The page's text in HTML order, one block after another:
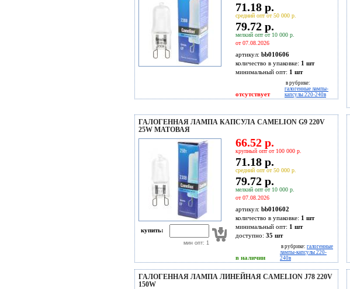
71.18 р.
средний опт от 50 000 р.
79.72 р.
мелкий опт от 10 000 р.
от 07.08.2026
артикул: bb010606
количество в упаковке: 1 шт
минимальный опт: 1 шт
отсутствует
в рубрике:
галогенные лампы-
капсулы 220-240в
ГАЛОГЕННАЯ ЛАМПА КАПСУЛА CAMELION G9 220V
25W МАТОВАЯ
купить:
мин опт: 1
66.52 р.
крупный опт от 100 000 р.
71.18 р.
средний опт от 50 000 р.
79.72 р.
мелкий опт от 10 000 р.
от 07.08.2026
артикул: bb010602
количество в упаковке: 1 шт
минимальный опт: 1 шт
доступно: 35 шт
в наличии
в рубрике: галогенные
лампы-капсулы 220-
240в
ГАЛОГЕННАЯ ЛАМПА ЛИНЕЙНАЯ CAMELION J78 220V
150W